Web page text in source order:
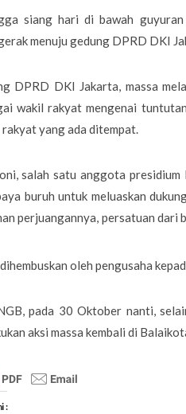
siang hari di bawah
menuju gedung DPRD DKI
DPRD DKI Jakarta, massa
wakil rakyat mengenai
yang ada ditempat.
salah satu anggota
buruh untuk meluaskan
perjuangannya, persatuan dari
dihembuskan oleh pengusaha
pada 30 Oktober nanti,
aksi massa kembali di
: